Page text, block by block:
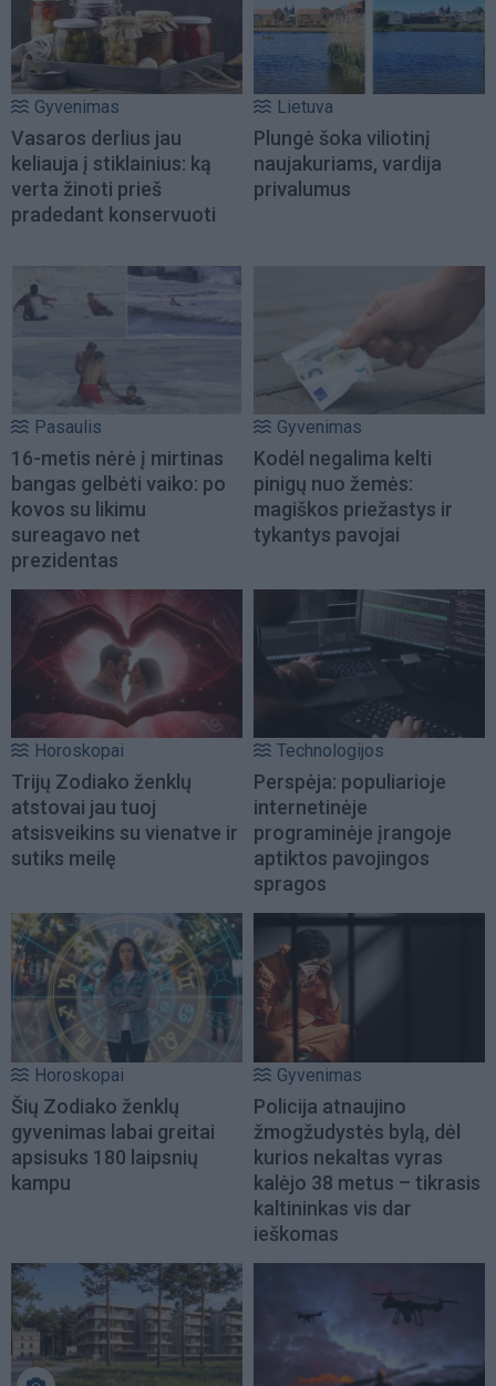
Gyvenimas
Vasaros derlius jau
keliauja į stiklainius: ką
verta žinoti prieš
pradedant konservuoti
Lietuva
Plungė šoka viliotinį
naujakuriams, vardija
privalumus
Pasaulis
16-metis nėrė į mirtinas
bangas gelbėti vaiko: po
kovos su likimu
sureagavo net
prezidentas
Gyvenimas
Kodėl negalima kelti
pinigų nuo žemės:
magiškos priežastys ir
tykantys pavojai
Horoskopai
Trijų Zodiako ženklų
atstovai jau tuoj
atsisveikins su vienatve ir
sutiks meilę
Technologijos
Perspėja: populiarioje
internetinėje
programinėje įrangoje
aptiktos pavojingos
spragos
Horoskopai
Šių Zodiako ženklų
gyvenimas labai greitai
apsisuks 180 laipsnių
kampu
Gyvenimas
Policija atnaujino
žmogžudystės bylą, dėl
kurios nekaltas vyras
kalėjo 38 metus – tikrasis
kaltininkas vis dar
ieškomas